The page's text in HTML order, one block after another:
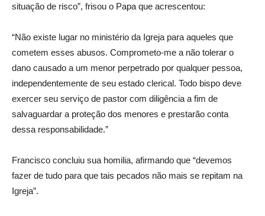
situação de risco”, frisou o Papa que acrescentou:
“Não existe lugar no ministério da Igreja para aqueles que
cometem esses abusos. Comprometo-me a não tolerar o
dano causado a um menor perpetrado por qualquer pessoa,
independentemente de seu estado clerical. Todo bispo deve
exercer seu serviço de pastor com diligência a fim de
salvaguardar a proteção dos menores e prestarão conta
dessa responsabilidade.”
Francisco concluiu sua homilia, afirmando que “devemos
fazer de tudo para que tais pecados não mais se repitam na
Igreja”.